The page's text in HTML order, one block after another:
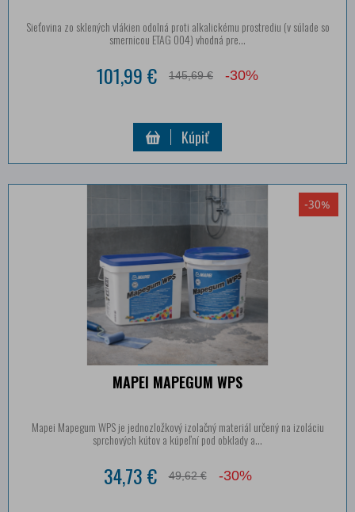
Sieťovina zo sklených vlákien odolná proti alkalickému prostrediu (v súlade so
smernicou ETAG 004) vhodná pre...
101,99 € 145,69 € -30%
Kúpiť
MAPEI MAPEGUM WPS
Mapei Mapegum WPS je jednozložkový izolačný materiál určený na izoláciu
sprchových kútov a kúpeľní pod obklady a...
34,73 € 49,62 € -30%
-30%